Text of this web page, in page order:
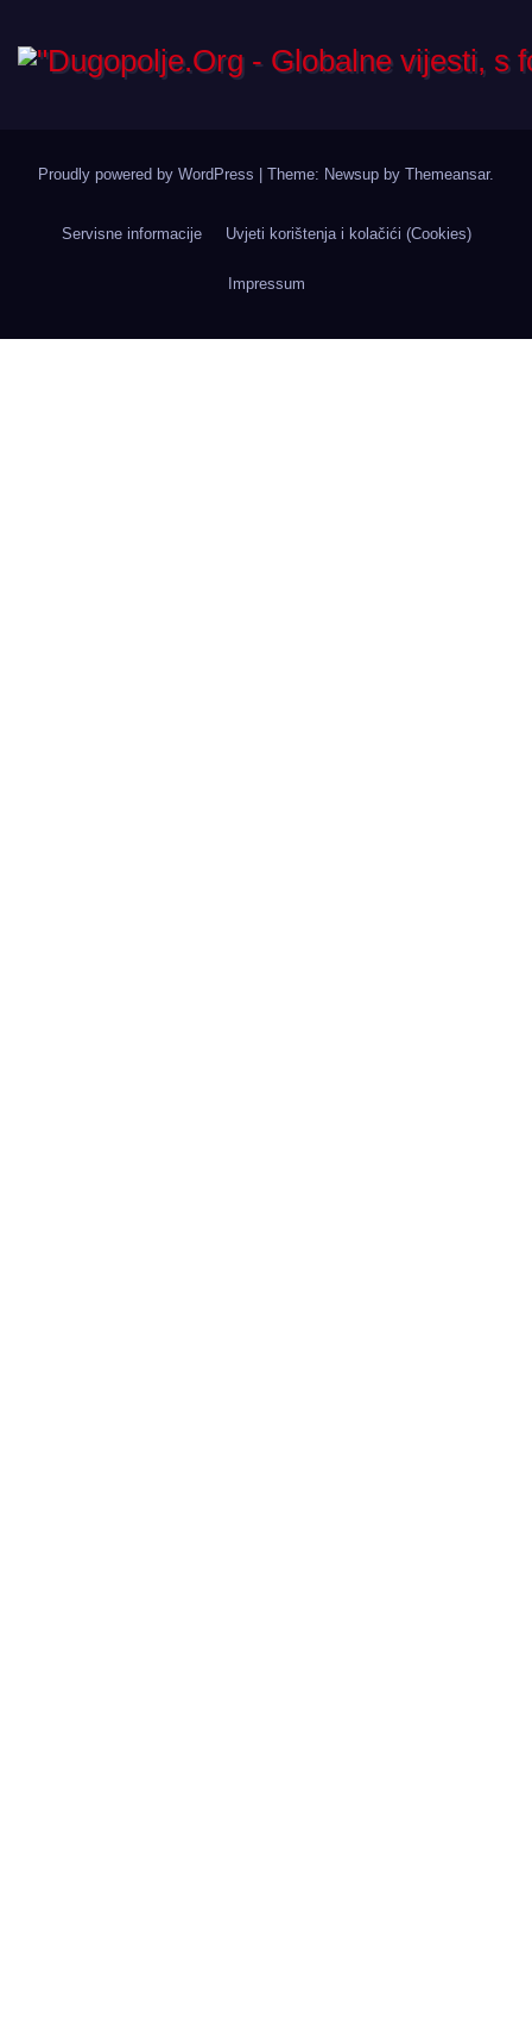
Proudly powered by WordPress | Theme: Newsup by Themeansar.
Servisne informacije Uvjeti korištenja i kolačići (Cookies)
Impressum